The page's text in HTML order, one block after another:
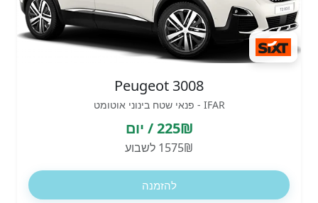
Peugeot 3008
IFAR - פנאי שטח בינוני אוטומט
225₪ / יום
1575₪ לשבוע
להזמנה